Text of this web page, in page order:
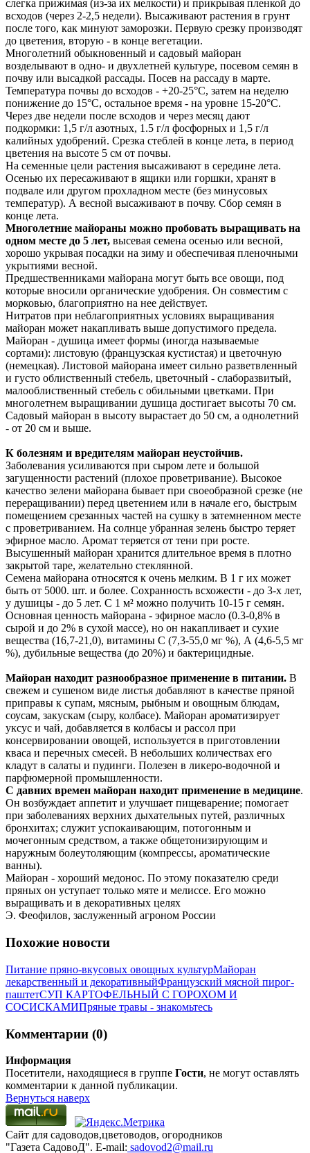
слегка прижимая (из-за их мелкости) и прикрывая пленкой до
всходов (через 2-2,5 недели). Высаживают растения в грунт
после того, как минуют заморозки. Первую срезку производят
до цветения, вторую - в конце вегетации.
Многолетний обыкновенный и садовый майоран
возделывают в одно- и двухлетней культуре, посевом семян в
почву или высадкой рассады. Посев на рассаду в марте.
Температура почвы до всходов - +20-25°С, затем на неделю
понижение до 15°С, остальное время - на уровне 15-20°С.
Через две недели после всходов и через месяц дают
подкормки: 1,5 г/л азотных, 1.5 г/л фосфорных и 1,5 г/л
калийных удобрений. Срезка стеблей в конце лета, в период
цветения на высоте 5 см от почвы.
На семенные цели растения высаживают в середине лета.
Осенью их пересаживают в ящики или горшки, хранят в
подвале или другом прохладном месте (без минусовых
температур). А весной высаживают в почву. Сбор семян в
конце лета.
Многолетние майораны можно пробовать выращивать на
одном месте до 5 лет, высевая семена осенью или весной,
хорошо укрывая посадки на зиму и обеспечивая пленочными
укрытиями весной.
Предшественниками майорана могут быть все овощи, под
которые вносили органические удобрения. Он совместим с
морковью, благоприятно на нее действует.
Нитратов при неблагоприятных условиях выращивания
майоран может накапливать выше допустимого предела.
Майоран - душица имеет формы (иногда называемые
сортами): листовую (французская кустистая) и цветочную
(немецкая). Листовой майорана имеет сильно разветвленный
и густо облиственный стебель, цветочный - слаборазвитый,
малооблиственный стебель с обильными цветками. При
многолетнем выращивании душица достигает высоты 70 см.
Садовый майоран в высоту вырастает до 50 см, а однолетний
- от 20 см и выше.
К болезням и вредителям майоран неустойчив.
Заболевания усиливаются при сыром лете и большой
загущенности растений (плохое проветривание). Высокое
качество зелени майорана бывает при своеобразной срезке (не
переращивании) перед цветением или в начале его, быстрым
помещением срезанных частей на сушку в затемненном месте
с проветриванием. На солнце убранная зелень быстро теряет
эфирное масло. Аромат теряется от тени при росте.
Высушенный майоран хранится длительное время в плотно
закрытой таре, желательно стеклянной.
Семена майорана относятся к очень мелким. В 1 г их может
быть от 5000. шт. и более. Сохранность всхожести - до 3-х лет,
у душицы - до 5 лет. С 1 м² можно получить 10-15 г семян.
Основная ценность майорана - эфирное масло (0.3-0,8% в
сырой и до 2% в сухой массе), но он накапливает и сухие
вещества (16,7-21,0), витамины С (7,3-55,0 мг %), А (4,6-5,5 мг
%), дубильные вещества (до 20%) и бактерицидные.
Майоран находит разнообразное применение в питании. В
свежем и сушеном виде листья добавляют в качестве пряной
приправы к супам, мясным, рыбным и овощным блюдам,
соусам, закускам (сыру, колбасе). Майоран ароматизирует
уксус и чай, добавляется в колбасы и рассол при
консервировании овощей, используется в приготовлении
кваса и перечных смесей. В небольших количествах его
кладут в салаты и пудинги. Полезен в ликеро-водочной и
парфюмерной промышленности.
С давних времен майоран находит применение в медицине.
Он возбуждает аппетит и улучшает пищеварение; помогает
при заболеваниях верхних дыхательных путей, различных
бронхитах; служит успокаивающим, потогонным и
мочегонным средством, а также общетонизирующим и
наружным болеутоляющим (компрессы, ароматические
ванны).
Майоран - хороший медонос. По этому показателю среди
пряных он уступает только мяте и мелиссе. Его можно
выращивать и в декоративных целях
Э. Феофилов, заслуженный агроном России
Похожие новости
Питание пряно-вкусовых овощных культурМайоран
лекарственный и декоративныйФранцузский мясной пирог­
паштетСУП КАРТОФЕЛЬНЫЙ С ГОРОХОМ И
СОСИСКАМИПряные травы - знакомьтесь
Комментарии (0)
Информация
Посетители, находящиеся в группе Гости, не могут оставлять
комментарии к данной публикации.
Вернуться наверх
Сайт для садоводов,цветоводов, огородников
"Газета СадовоД". E-mail: sadovod2@mail.ru